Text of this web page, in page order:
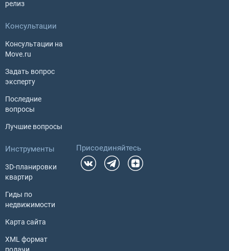
релиз
Консультации
Консультации на
Move.ru
Задать вопрос
эксперту
Последние
вопросы
Лучшие вопросы
Инструменты
3D-планировки
квартир
Гиды по
недвижимости
Карта сайта
XML формат
Присоединяйтесь